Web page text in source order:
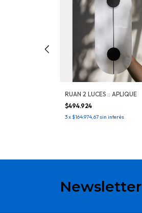
RUAN 2 LUCES :: APLIQUE
$494.924
3x$164.974,67 sin interés
Newsletter